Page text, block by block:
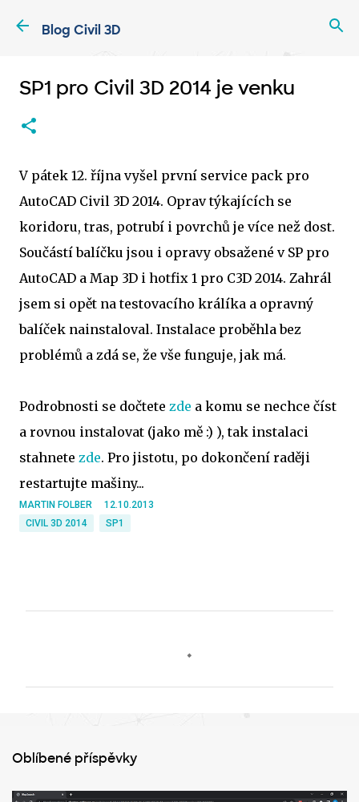
Blog Civil 3D
SP1 pro Civil 3D 2014 je venku
V pátek 12. října vyšel první service pack pro
AutoCAD Civil 3D 2014. Oprav týkajících se
koridoru, tras, potrubí i povrchů je více než dost.
Součástí balíčku jsou i opravy obsažené v SP pro
AutoCAD a Map 3D i hotfix 1 pro C3D 2014. Zahrál
jsem si opět na testovacího králíka a opravný
balíček nainstaloval. Instalace proběhla bez
problémů a zdá se, že vše funguje, jak má.
Podrobnosti se dočtete zde a komu se nechce číst
a rovnou instalovat (jako mě :) ), tak instalaci
stahnete zde. Pro jistotu, po dokončení raději
restartujte mašiny...
MARTIN FOLBER
12.10.2013
CIVIL 3D 2014
SP1
ř
Oblíbené příspěvky